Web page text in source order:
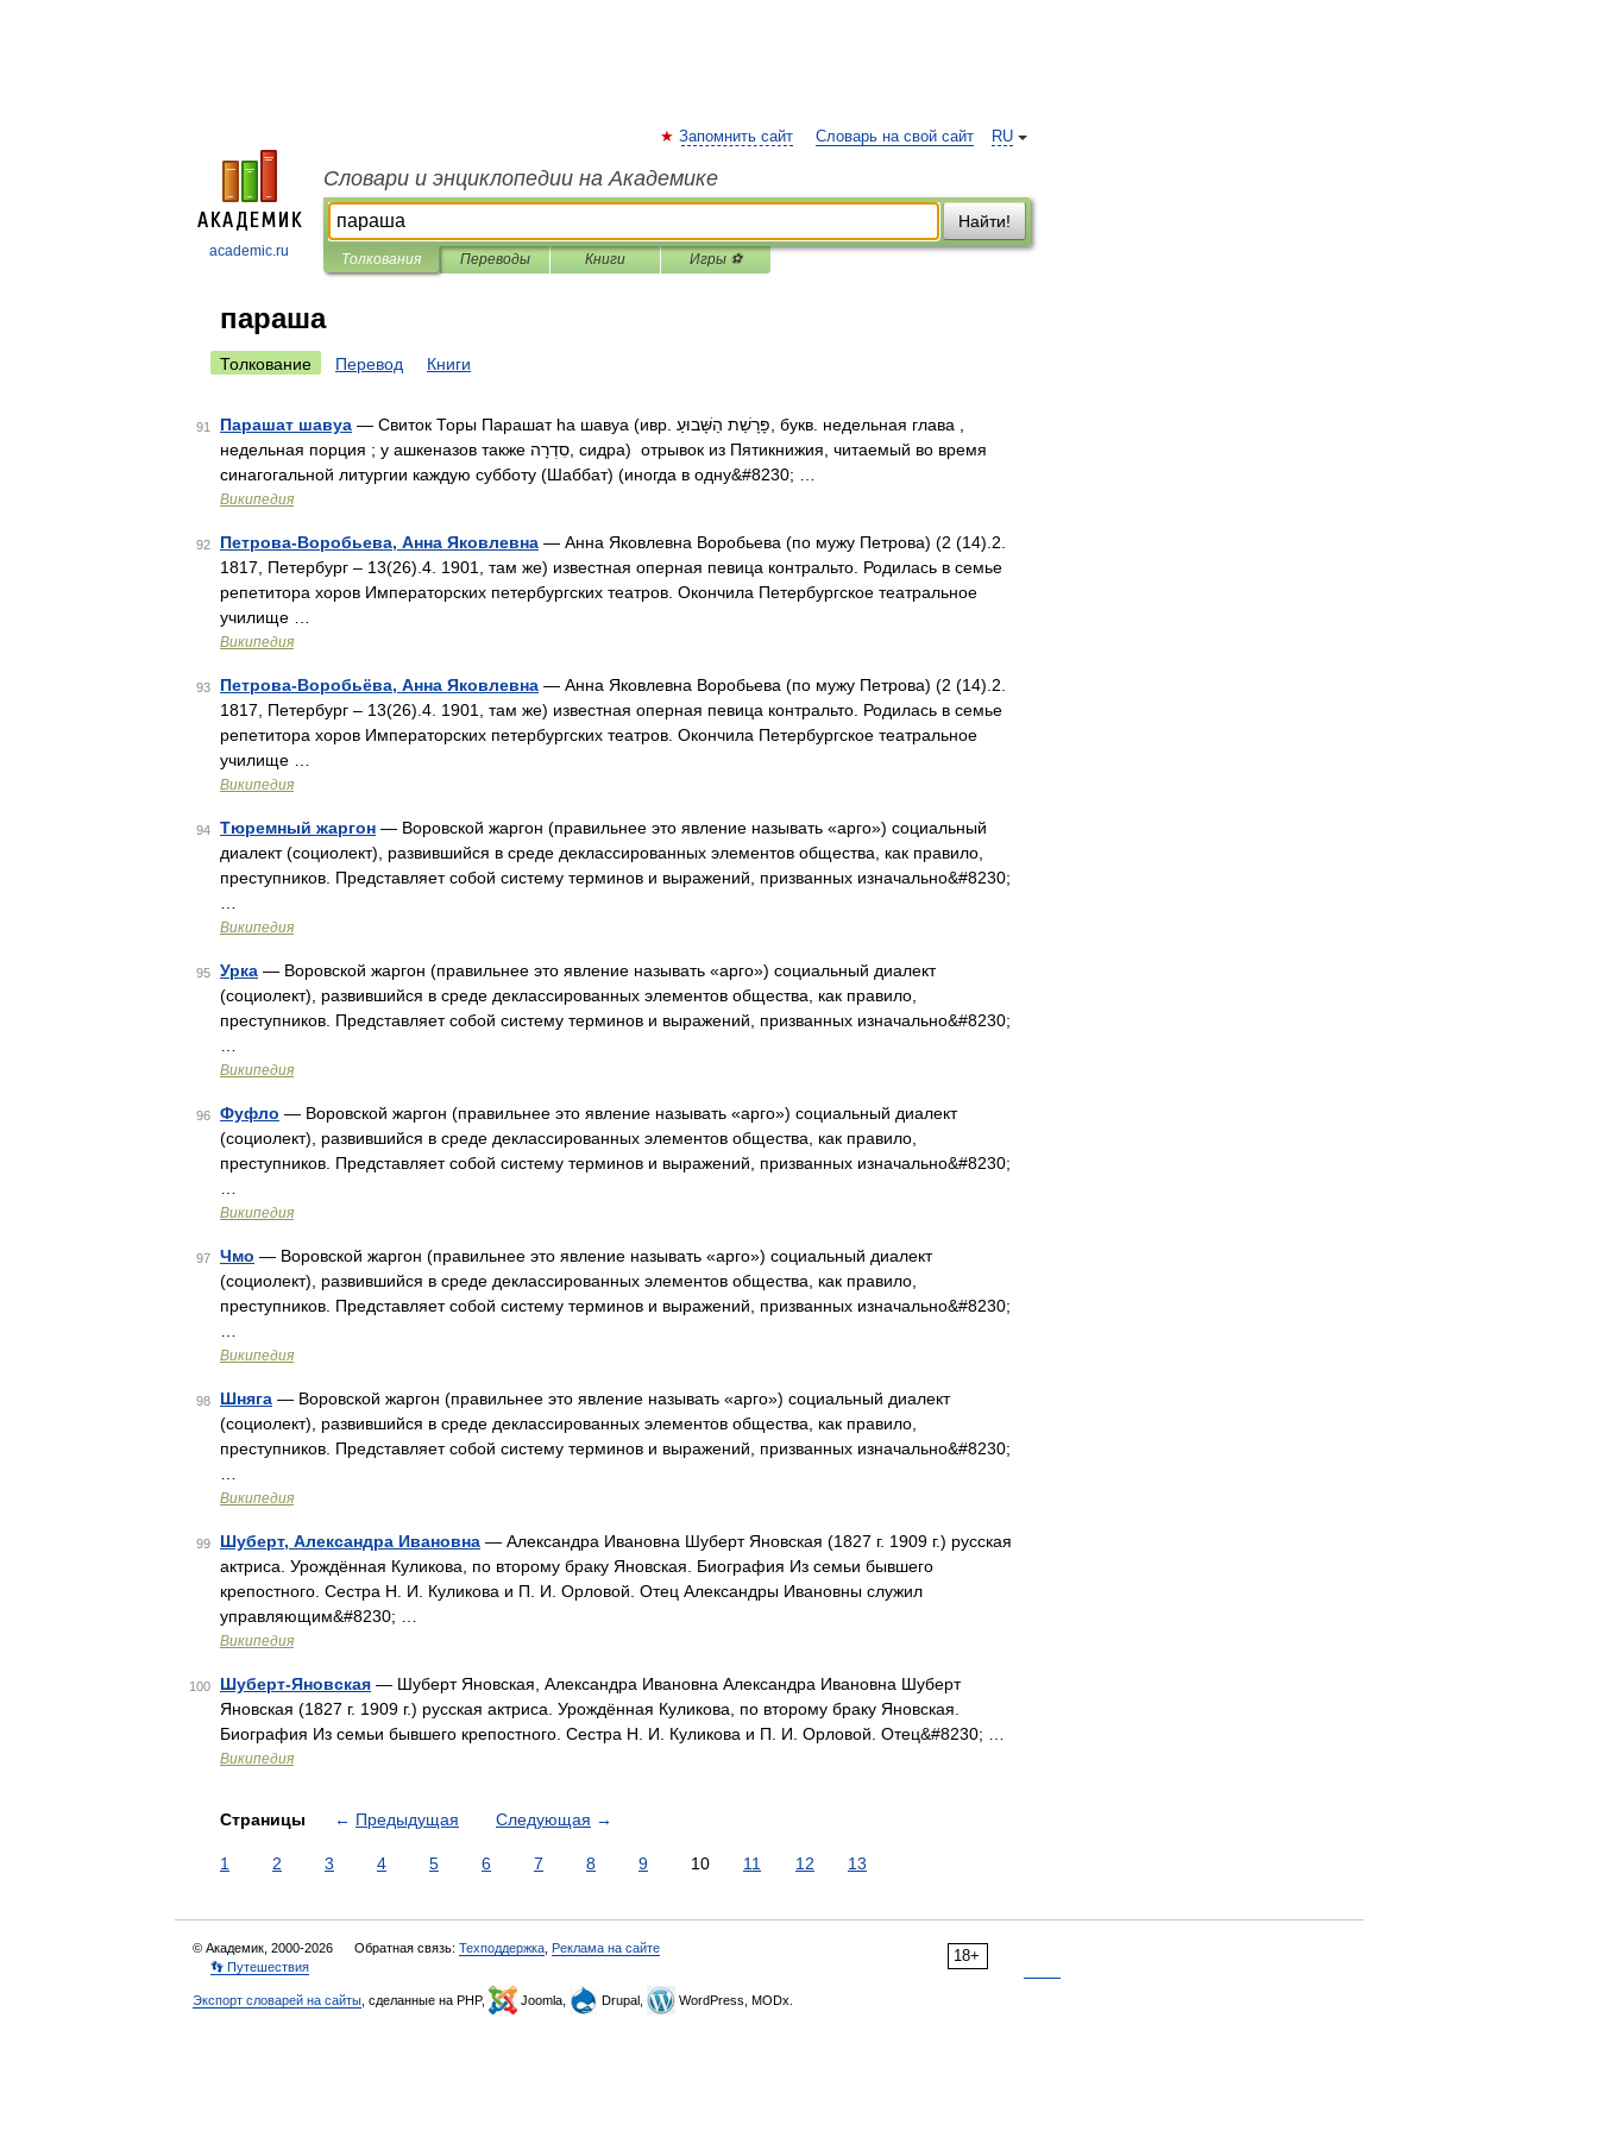
academic.ru
RU
Запомнить сайт Словарь на свой сайт
Словари и энциклопедии на Академике
Найти!
Толкования Переводы Книги Игры ⚽
параша
Толкование Перевод Книги
91 Парашат шавуа — Свиток Торы Парашат hа шавуа (ивр. פָּרָשַׁת הַשָּׁבוּעַ‎, букв. недельная глава ,
недельная порция ; у ашкеназов также סִדְרָה, сидра) отрывок из Пятикнижия, читаемый во время
синагогальной литургии каждую субботу (Шаббат) (иногда в одну&#8230; …
Википедия
92 Петрова-Воробьева, Анна Яковлевна — Анна Яковлевна Воробьева (по мужу Петрова) (2 (14).2.
1817, Петербург – 13(26).4. 1901, там же) известная оперная певица контральто. Родилась в семье
репетитора хоров Императорских петербургских театров. Окончила Петербургское театральное
училище …
Википедия
93 Петрова-Воробьёва, Анна Яковлевна — Анна Яковлевна Воробьева (по мужу Петрова) (2 (14).2.
1817, Петербург – 13(26).4. 1901, там же) известная оперная певица контральто. Родилась в семье
репетитора хоров Императорских петербургских театров. Окончила Петербургское театральное
училище …
Википедия
94 Тюремный жаргон — Воровской жаргон (правильнее это явление называть «арго») социальный
диалект (социолект), развившийся в среде деклассированных элементов общества, как правило,
преступников. Представляет собой систему терминов и выражений, призванных изначально&#8230;
Википедия
95 Урка — Воровской жаргон (правильнее это явление называть «арго») социальный диалект
(социолект), развившийся в среде деклассированных элементов общества, как правило,
преступников. Представляет собой систему терминов и выражений, призванных изначально&#8230;
Википедия
96 Фуфло — Воровской жаргон (правильнее это явление называть «арго») социальный диалект
(социолект), развившийся в среде деклассированных элементов общества, как правило,
преступников. Представляет собой систему терминов и выражений, призванных изначально&#8230;
Википедия
97 Чмо — Воровской жаргон (правильнее это явление называть «арго») социальный диалект
(социолект), развившийся в среде деклассированных элементов общества, как правило,
преступников. Представляет собой систему терминов и выражений, призванных изначально&#8230;
Википедия
98 Шняга — Воровской жаргон (правильнее это явление называть «арго») социальный диалект
(социолект), развившийся в среде деклассированных элементов общества, как правило,
преступников. Представляет собой систему терминов и выражений, призванных изначально&#8230;
Википедия
99 Шуберт, Александра Ивановна — Александра Ивановна Шуберт Яновская (1827 г. 1909 г.) русская
актриса. Урождённая Куликова, по второму браку Яновская. Биография Из семьи бывшего
крепостного. Сестра Н. И. Куликова и П. И. Орловой. Отец Александры Ивановны служил
управляющим&#8230; …
Википедия
100 Шуберт-Яновская — Шуберт Яновская, Александра Ивановна Александра Ивановна Шуберт
Яновская (1827 г. 1909 г.) русская актриса. Урождённая Куликова, по второму браку Яновская.
Биография Из семьи бывшего крепостного. Сестра Н. И. Куликова и П. И. Орловой. Отец&#8230; …
Википедия
Страницы ← Предыдущая Следующая →
1 2 3 4 5 6 7 8 9 10 11 12 13
18+
© Академик, 2000-2026 Обратная связь: Техподдержка Реклама на сайте
👣 Путешествия
Экспорт словарей на сайты , сделанные на PHP, Joomla, Drupal, WordPress, MODx.